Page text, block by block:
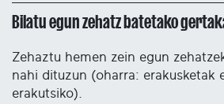
Bilatu egun zehatz batetako
Zehaztu hemen zein egun
nahi dituzun (oharra: erakusketak
erakutsiko).